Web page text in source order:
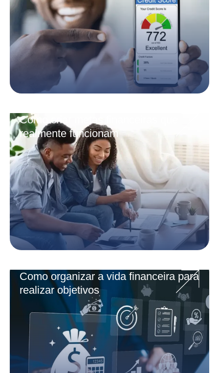
Como criar metas financeiras que
realmente funcionam
Como organizar a vida financeira para
realizar objetivos